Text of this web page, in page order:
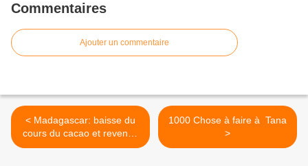
Commentaires
Ajouter un commentaire
< Madagascar: baisse du
cours du cacao et revenus
des planteurs réduits de
1000 Chose à faire à Tana
>